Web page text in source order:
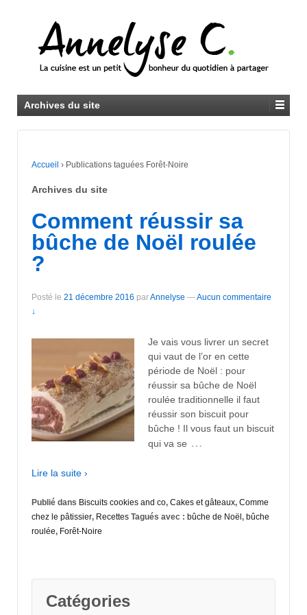
Archives du site
Accueil › Publications taguées Forêt-Noire
Archives du site
Comment réussir sa
bûche de Noël roulée
?
Posté le 21 décembre 2016 parAnnelyse —Aucun commentaire
↓
Je vais vous livrer un secret
qui vaut de l’or en cette
période de Noël : pour
réussir sa bûche de Noël
roulée traditionnelle il faut
réussir son biscuit pour
bûche ! Il vous faut un biscuit
qui va se …
Lire la suite ›
Publié dans Biscuits cookies and co, Cakes et gâteaux, Comme
chez le pâtissier, Recettes Tagués avec : bûche de Noël , bûche
roulée, Forêt-Noire
Catégories